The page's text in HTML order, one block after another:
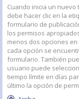
Cuando inicia un
debe hacer clic en la
formulario de
los permisos
menos dos opciones
cada opción se
formulario. También
usuario puede
tiempo límite en días
último la opción de